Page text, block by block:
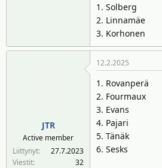
1. Solberg
2. Linnamäe
3. Korhonen
JTR
Active member
Liittynyt
27.7.2023
Viestit
32
12.2.2025
1. Rovanperä
2. Fourmaux
3. Evans
4. Pajari
5. Tänäk
6. Sesks